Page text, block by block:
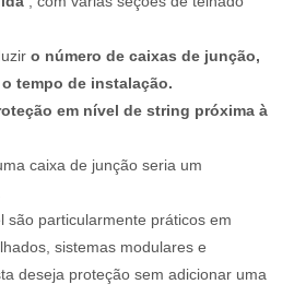
o número de caixas de junção,
tempo de instalação.
em nível de string próxima à
caixa de junção seria um
são particularmente práticos em
sistemas modulares e
deseja proteção sem adicionar uma